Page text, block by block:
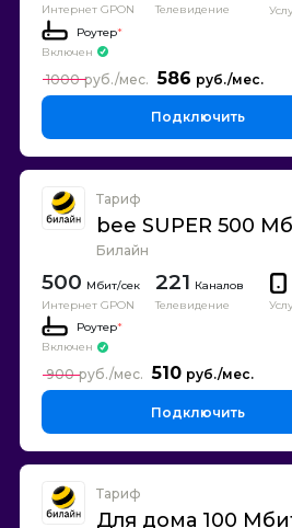
Интернет GPON
Телевидение
Роутер*
Включен
586
1000
Подключить
Тариф
bee SUPER 500
Билайн
500
Интернет GPON
221 Каналов
Телевидение
Роутер*
Включен
510
900
Подключить
Тариф
Для дома 100